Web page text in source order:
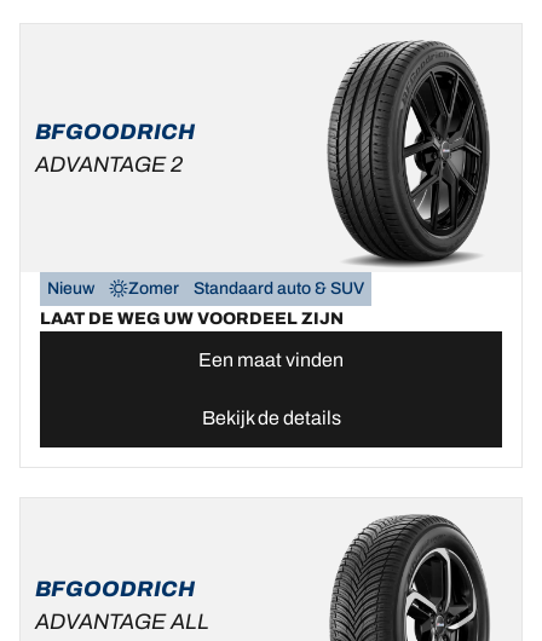
BFGOODRICH
ADVANTAGE 2
Nieuw Zomer
Standaard auto & SUV
LAAT DE WEG UW VOORDEEL ZIJN
Een maat vinden
Bekijk de details
BFGOODRICH
ADVANTAGE ALL